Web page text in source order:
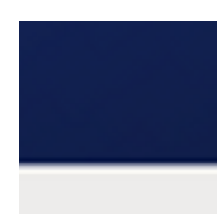
의 작업을 해야 해서...) 1. 실행창에다가